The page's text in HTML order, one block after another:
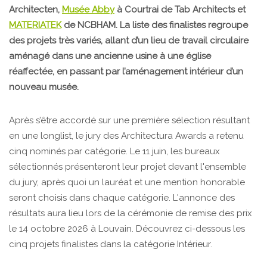
Architecten, Musée Abbyà Courtrai de Tab Architects et
MATERIATEKde NCBHAM. La liste des finalistes regroupe
des projets très variés, allant d’un lieu de travail circulaire
aménagé dans une ancienne usine à une église
réaffectée, en passant par l’aménagement intérieur d’un
nouveau musée.
Après s’être accordé sur une première sélection résultant
en une longlist, le jury des Architectura Awards a retenu
cinq nominés par catégorie. Le 11 juin, les bureaux
sélectionnés présenteront leur projet devant l'ensemble
du jury, après quoi un lauréat et une mention honorable
seront choisis dans chaque catégorie. L'annonce des
résultats aura lieu lors de la cérémonie de remise des prix
le 14 octobre 2026 à Louvain. Découvrez ci-dessous les
cinq projets finalistes dans la catégorie Intérieur.